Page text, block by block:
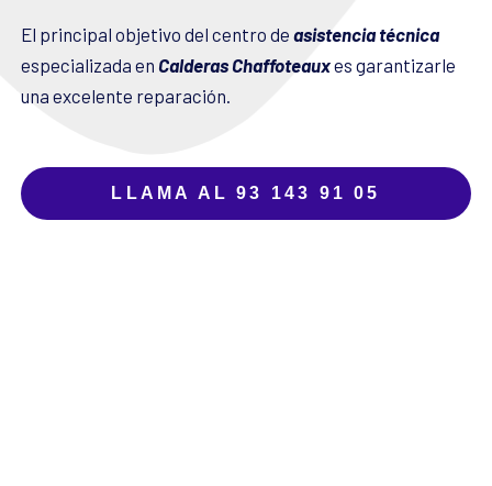
El principal objetivo del centro de asistencia técnica
especializada en Calderas Chaffoteauxes garantizarle
una excelente reparación.
LLAMA AL 93 143 91 05